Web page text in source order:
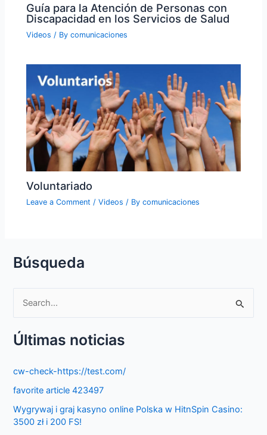
Guía para la Atención de Personas con
Discapacidad en los Servicios de Salud
Videos / Bycomunicaciones
Voluntariado
Leave a Comment /Videos / Bycomunicaciones
Búsqueda
a
c
h
f
o
Últimas noticias
cw-check-https://test.com/
favorite article 423497
Wygrywaj i graj kasyno online Polska w HitnSpin Casino:
3500 zł i 200 FS!